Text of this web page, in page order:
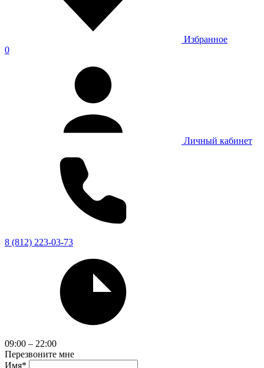
Избранное
0
Личный кабинет
8 (812) 223-03-73
09:00 – 22:00
Перезвоните мне
Имя*